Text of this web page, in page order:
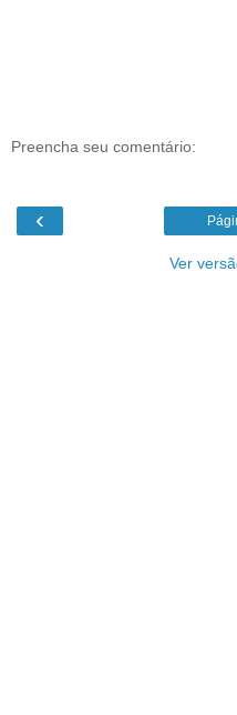
Preencha seu comentário:
‹
Ver